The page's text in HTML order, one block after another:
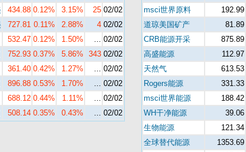
434.88 0.12% 3.15% 25 02/02
727.81 0.11% 2.88% 4 02/02
532.47 0.12% 1.50% ... 02/02
752.93 0.37% 5.86% 343 02/02
361.40 0.42% 1.27% ... 02/02
896.88 0.53% 1.70% ... 02/02
688.12 0.44% 1.11% ... 02/02
508.14 0.35% 0.43% ... 02/02
msci世界原料
192.99
道琼美国矿产
81.89
CRB能源开采
875.89
高盛能源
112.97
天然气
613.53
Rogers能源
331.33
msci世界能源
188.42
WH干净能源
39.06
生物能源
121.34
全球替代能源
1353.69